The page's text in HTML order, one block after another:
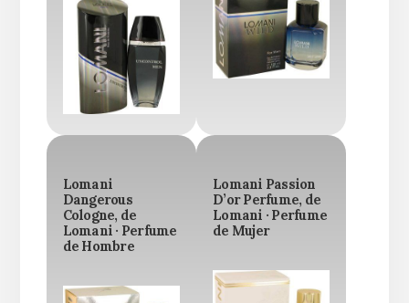
Lomani
Dangerous
Cologne, de
Lomani · Perfume
de Hombre
Lomani Passion
D’or Perfume, de
Lomani · Perfume
de Mujer